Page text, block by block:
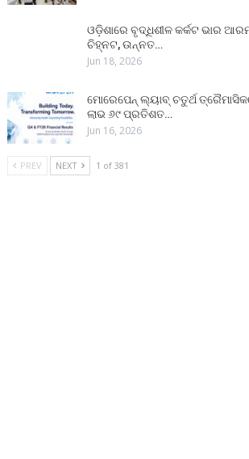
ଓଡ଼ିଶାରେ ବୃଦ୍ଧିଶୀଳ କର୍କଟ ଭାର
ଚିହ୍ନଟ, ଉନ୍ନତ…
Jun 18, 2026
ମୋରେପେନ୍ ଲ୍ୟାବ୍ ଚତୁର୍ଥ
ଲାଭ ୬୯ ପ୍ରତିଶତ…
Jun 16, 2026
PREV NEXT 1 of 381